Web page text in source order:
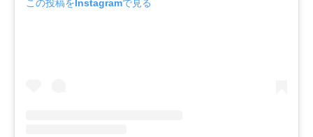
この投稿をInstagramで見る